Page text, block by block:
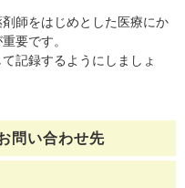
師をはじめとした医療にか
要です。
記録するようにしましょ
問い合わせ先